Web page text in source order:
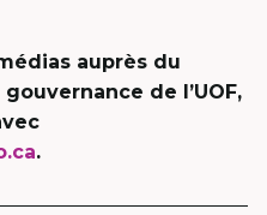
auprès du
de l’UOF,
.